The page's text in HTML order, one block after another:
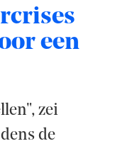
een
zei
de